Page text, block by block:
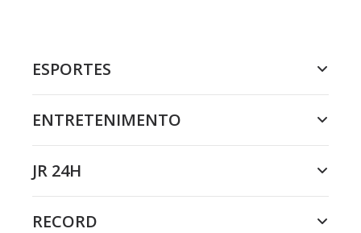
ESPORTES
ENTRETENIMENTO
JR 24H
RECORD